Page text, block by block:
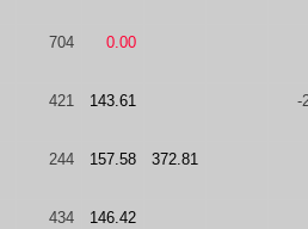
704 0.00
421 143.61 -
244 157.58 372.81
434 146.42